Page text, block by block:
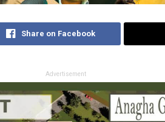
Share on Facebook
Advertisement